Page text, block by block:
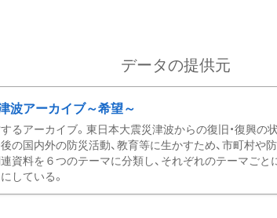
データの提供元
波アーカイブ～希望～
るアーカイブ。東日本大震災津波からの復旧・復興の
の国内外の防災活動、教育等に生かすため、市町村や
資料を６つのテーマに分類し、それぞれのテーマご
している。